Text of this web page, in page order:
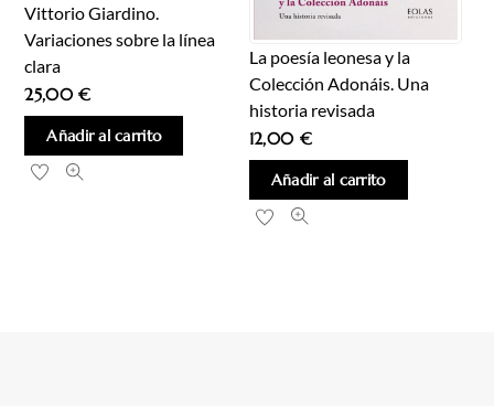
Vittorio Giardino.
Variaciones sobre la línea
clara
25,00€
Añadir al carrito
La poesía leonesa y la
Colección Adonáis. Una
historia revisada
12,00 €
Añadir al carrito